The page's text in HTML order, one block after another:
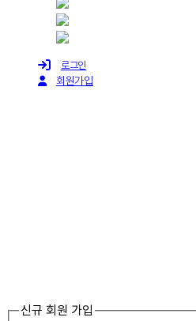
로그인
회원가입
신규 회원 가입